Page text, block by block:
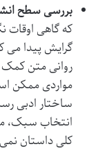
بررسی سطح
که گاهی اوقات
گرایش پیدا می
روانی متن کمک
مواردی ممکن
ساختار ادبی
انتخاب سبک،
کلی داستان